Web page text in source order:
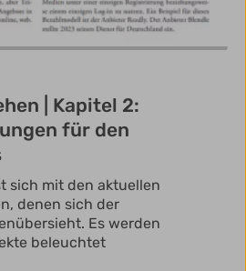
| Kapitel 2:
für den
sich mit den aktuellen
denen sich der
Es werden
beleuchtet